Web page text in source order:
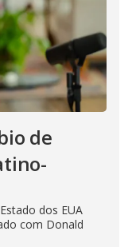
de
dos EUA
com Donald